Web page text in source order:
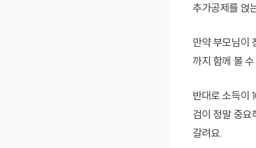
추가공제를 얹
만약 부모님이
까지 함께 볼
반대로 소득이
검이 정말 중요
갈려요.